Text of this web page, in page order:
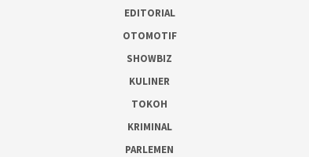
EDITORIAL
OTOMOTIF
SHOWBIZ
KULINER
TOKOH
KRIMINAL
PARLEMEN